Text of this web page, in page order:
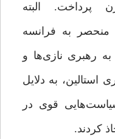
پرداخت. البته
منحصر به فرانسه
۱۹۳۰، آلمان به رهبری نازی‌ها و
استالین، به دلایل
قوی در
کردند.